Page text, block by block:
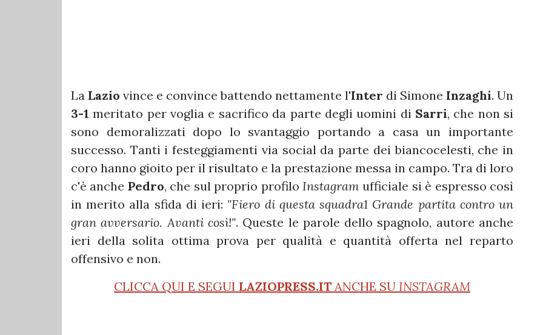
La Lazio vince e convince battendo nettamente l'Inter di Simone Inzaghi. Un
3-1 meritato per voglia e sacrifico da parte degli uomini di Sarri, che non si
sono demoralizzati dopo lo svantaggio portando a casa un importante
successo. Tanti i festeggiamenti via social da parte dei biancocelesti, che in
coro hanno gioito per il risultato e la prestazione messa in campo. Tra di loro
c'è anche Pedro, che sul proprio profilo Instagramufficiale si è espresso così
in merito alla sfida di ieri: "Fiero di questa squadra1 Grande partita contro un
gran avversario. Avanti così!". Queste le parole dello spagnolo, autore anche
ieri della solita ottima prova per qualità e quantità offerta nel reparto
offensivo e non.
CLICCA QUI E SEGUI LAZIOPRESS.IT ANCHE SU INSTAGRAM